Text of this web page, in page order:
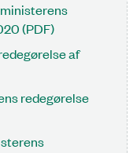
(PDF)
af
redegørelse